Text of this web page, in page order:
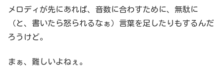
メロディが先にあれば、音数に合わすために、無駄に
（と、書いたら怒られるなぁ）言葉を足したりもするんだ
ろうけど。
まぁ、難しいよねぇ。